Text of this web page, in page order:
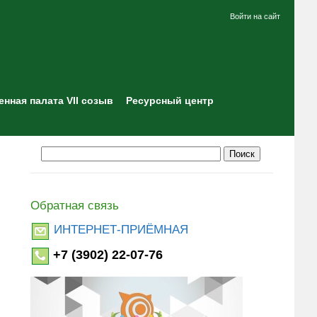
Войти на сайт
палата VII созыв Ресурсный центр
Обратная связь
ИНТЕРНЕТ-ПРИЁМНАЯ
+7 (3902) 22-07-76